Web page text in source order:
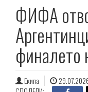
ФИФА
финалето
Екипа